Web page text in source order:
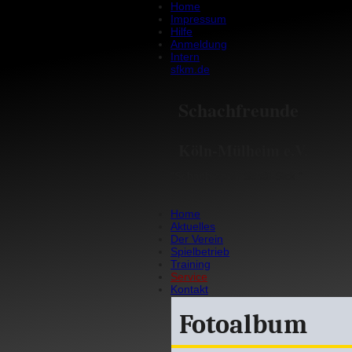
Home
Impressum
Hilfe
Anmeldung
Intern
sfkm.de
Home
Aktuelles
Der Verein
Spielbetrieb
Training
Service
Kontakt
Fotoalbum